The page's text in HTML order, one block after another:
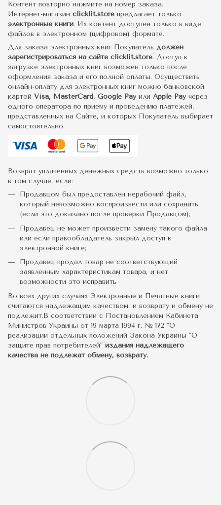
Контент повторно нажмите на номер заказа.
Интернет-магазин clicklit.store предлагает только
электронные книги. Их контент доступен только в виде
файлов в электронном (цифровом) формате.
Для заказа электронных книг Покупатель должен
зарегистрироваться на сайте clicklit.store. Доступ к
загрузке электронных книг возможен только после
оформления заказа и его полной оплаты. Осуществить
онлайн-оплату для электронных книг можно банковской
картой Visa, MasterCard, Google Pay или Apple Payчерез
одного оператора по приему и проведению платежей,
представленных на Сайте, и которых Покупатель выбирает
самостоятельно.
Возврат уплаченных денежных средств возможно только
в том случае, если:
Продавцом был предоставлен нерабочий файл,
который невозможно воспроизвести или сохранить
(если это доказано после проверки Продавцом);
Продавец не может произвести замену такого файла
или если правообладатель закрыл доступ к
электронной книге;
Продавец продал товар не соответствующий
заявленным характеристикам товара, и нет
возможности это исправить
Во всех других случаях Электронные и Печатные книги
считаются надлежащим качеством, и возврату и обмену не
подлежит.В соответствии с Постановлением Кабинета
Министров Украины от 19 марта 1994 г. № 172 "О
реализации отдельных положений Закона Украины "О
защите прав потребителей" издания надлежащего
качества не подлежат обмену, возврату.